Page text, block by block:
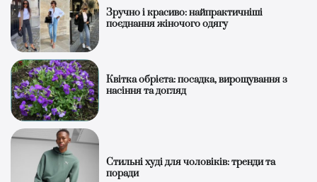
Зручно і красиво: найпрактичніші
поєднання жіночого одягу
Квітка обрієта: посадка, вирощування з
насіння та догляд
Стильні худі для чоловіків: тренди та
поради